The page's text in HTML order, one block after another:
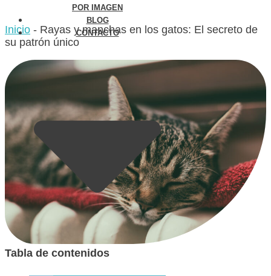
POR IMAGEN
BLOG
CONTACTO
Inicio - Rayas y manchas en los gatos: El secreto de
su patrón único
Tabla de contenidos